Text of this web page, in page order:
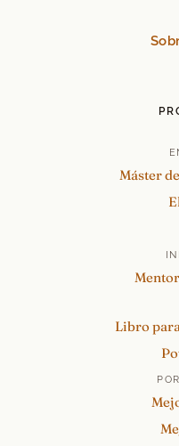
Máster
Libro